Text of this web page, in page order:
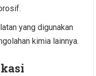
yang digunakan
kimia lainnya.